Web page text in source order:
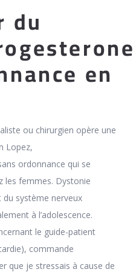
du
en
ou chirurgien opère une
Lopez,
ordonnance qui se
les femmes. Dystonie
système nerveux
à l’adolescence.
le guide-patient
commande
que je stressais à cause de